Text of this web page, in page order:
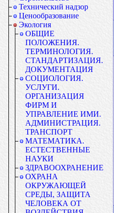
Технический надзор
Ценообразование
Экология
ОБЩИЕ
ПОЛОЖЕНИЯ.
ТЕРМИНОЛОГИЯ.
СТАНДАРТИЗАЦИЯ.
ДОКУМЕНТАЦИЯ
СОЦИОЛОГИЯ.
УСЛУГИ.
ОРГАНИЗАЦИЯ
ФИРМ И
УПРАВЛЕНИЕ ИМИ.
АДМИНИСТРАЦИЯ.
ТРАНСПОРТ
МАТЕМАТИКА.
ЕСТЕСТВЕННЫЕ
НАУКИ
ЗДРАВООХРАНЕНИЕ
ОХРАНА
ОКРУЖАЮЩЕЙ
СРЕДЫ, ЗАЩИТА
ЧЕЛОВЕКА ОТ